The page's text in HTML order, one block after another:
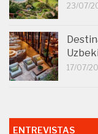
23/07/
17/07/
ENTREVISTAS